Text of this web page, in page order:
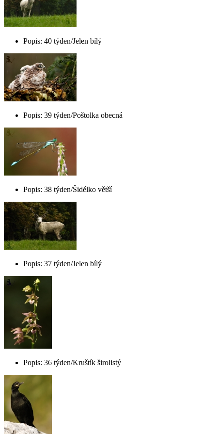
Popis: 40 týden/Jelen bílý
Popis: 39 týden/Poštolka obecná
Popis: 38 týden/Šidélko větší
Popis: 37 týden/Jelen bílý
Popis: 36 týden/Kruštík širolistý